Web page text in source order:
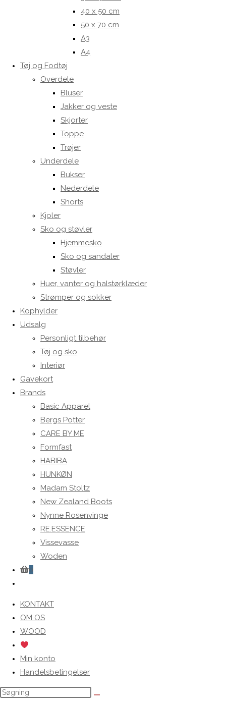
40 x 50 cm
50 x 70 cm
A3
A4
Tøj og Fodtøj
Overdele
Bluser
Jakker og veste
Skjorter
Toppe
Trøjer
Underdele
Bukser
Nederdele
Shorts
Kjoler
Sko og støvler
Hjemmesko
Sko og sandaler
Støvler
Huer, vanter og halstørklæder
Strømper og sokker
Kophylder
Udsalg
Personligt tilbehør
Tøj og sko
Interiør
Gavekort
Brands
Basic Apparel
Bergs Potter
CARE BY ME
Formfast
HABIBA
HUNKØN
Madam Stoltz
New Zealand Boots
Nynne Rosenvinge
RE.ESSENCE
Vissevasse
Woden
0
search
KONTAKT
OM OS
WOOD
Min konto
Handelsbetingelser